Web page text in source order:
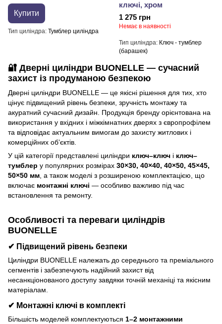
Купити
Тип циліндра Тумблер циліндра
ключі, xром
1 275 грн
Немає в наявності
Тип циліндра Ключ - тумблер
(барашек)
🔐 Дверні циліндри BUONELLE — сучасний
захист із продуманою безпекою
Дверні циліндри BUONELLE — це якісні рішення для тих, хто
цінує підвищений рівень безпеки, зручність монтажу та
акуратний сучасний дизайн. Продукція бренду орієнтована на
використання у вхідних і міжкімнатних дверях з європрофілем
та відповідає актуальним вимогам до захисту житлових і
комерційних об’єктів.
У цій категорії представлені циліндри ключ–ключ і ключ–
тумблер у популярних розмірах 30×30, 40×40, 40×50, 45×45,
50×50 мм, а також моделі з розширеною комплектацією, що
включає монтажні ключі — особливо важливо під час
встановлення та ремонту.
Особливості та переваги циліндрів
BUONELLE
✔ Підвищений рівень безпеки
Циліндри BUONELLE належать до середнього та преміального
сегментів і забезпечують надійний захист від
несанкціонованого доступу завдяки точній механіці та якісним
матеріалам.
✔ Монтажні ключі в комплекті
Більшість моделей комплектуються 1–2 монтажними